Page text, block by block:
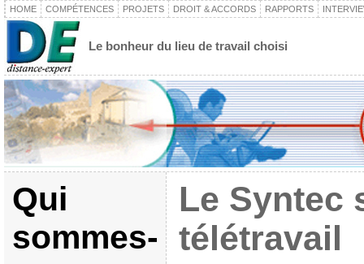
HOME COMPÉTENCES PROJETS DROIT & ACCORDS RAPPORTS
Le bonheur du lieu de travail choisi
Qui
sommes-
Le Syntec
télétravail